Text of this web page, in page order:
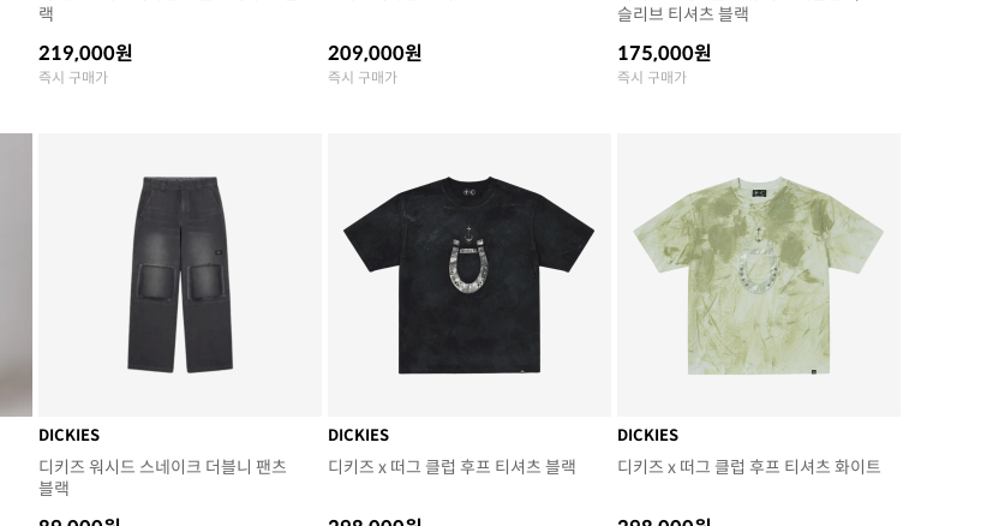
랙
219,000원
즉시 구매가
209,000원
즉시 구매가
슬리브 티셔츠 블랙
175,000원
즉시 구매가
DICKIES
디키즈 워시드 스네이크 더블니 팬츠
블랙
DICKIES
디키즈 x 떠그 클럽 후프 티셔츠 블랙
DICKIES
디키즈 x 떠그 클럽 후프 티셔츠 화이트